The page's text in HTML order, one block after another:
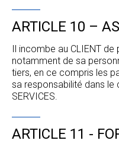
ARTICLE 10 –
Il incombe au CLIENT de
notamment de sa
tiers, en ce compris les
sa responsabilité dans le
SERVICES.
ARTICLE 11 -